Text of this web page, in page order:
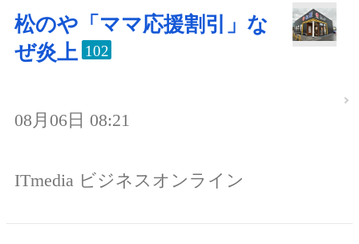
松のや「ママ応援割引」な
ぜ炎上 102
08月06日 08:21
ITmedia ビジネスオンライン